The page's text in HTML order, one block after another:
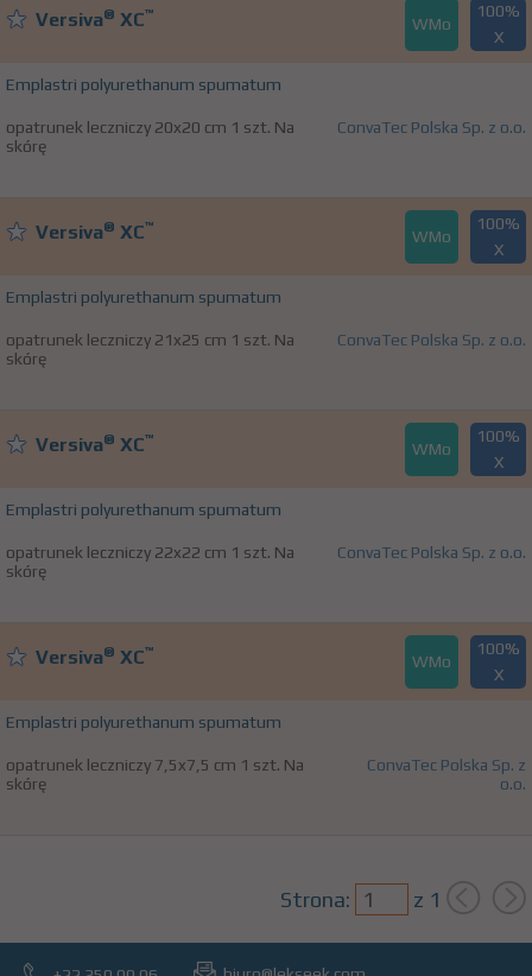
Versiva® XC™ WMo
100%
X
Emplastri polyurethanum spumatum
opatrunek leczniczy 20x20 cm 1 szt. Na
skórę
ConvaTec Polska Sp. z o.o.
Versiva® XC™ WMo
100%
X
Emplastri polyurethanum spumatum
opatrunek leczniczy 21x25 cm 1 szt. Na
skórę
ConvaTec Polska Sp. z o.o.
Versiva® XC™ WMo
100%
X
Emplastri polyurethanum spumatum
opatrunek leczniczy 22x22 cm 1 szt. Na
skórę
ConvaTec Polska Sp. z o.o.
Versiva® XC™ WMo
100%
X
Emplastri polyurethanum spumatum
opatrunek leczniczy 7,5x7,5 cm 1 szt. Na
skórę
ConvaTec Polska Sp. z
o.o.
Strona: z 1